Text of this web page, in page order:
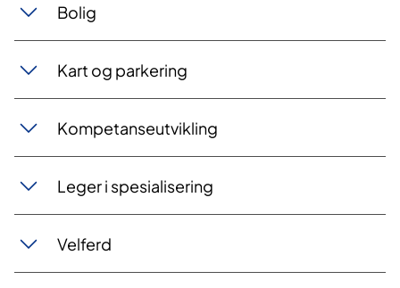
Bo​​lig
​Kart og parkering
​​Komp​et​​anseutvikling
Leger i spe​sialisering
Velferd